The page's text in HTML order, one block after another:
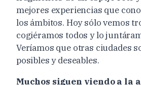
mejores experiencias que
los ámbitos. Hoy sólo vemos
cogiéramos todos y lo
Veríamos que otras ciudades
posibles y deseables.
Muchos siguen viendo a la